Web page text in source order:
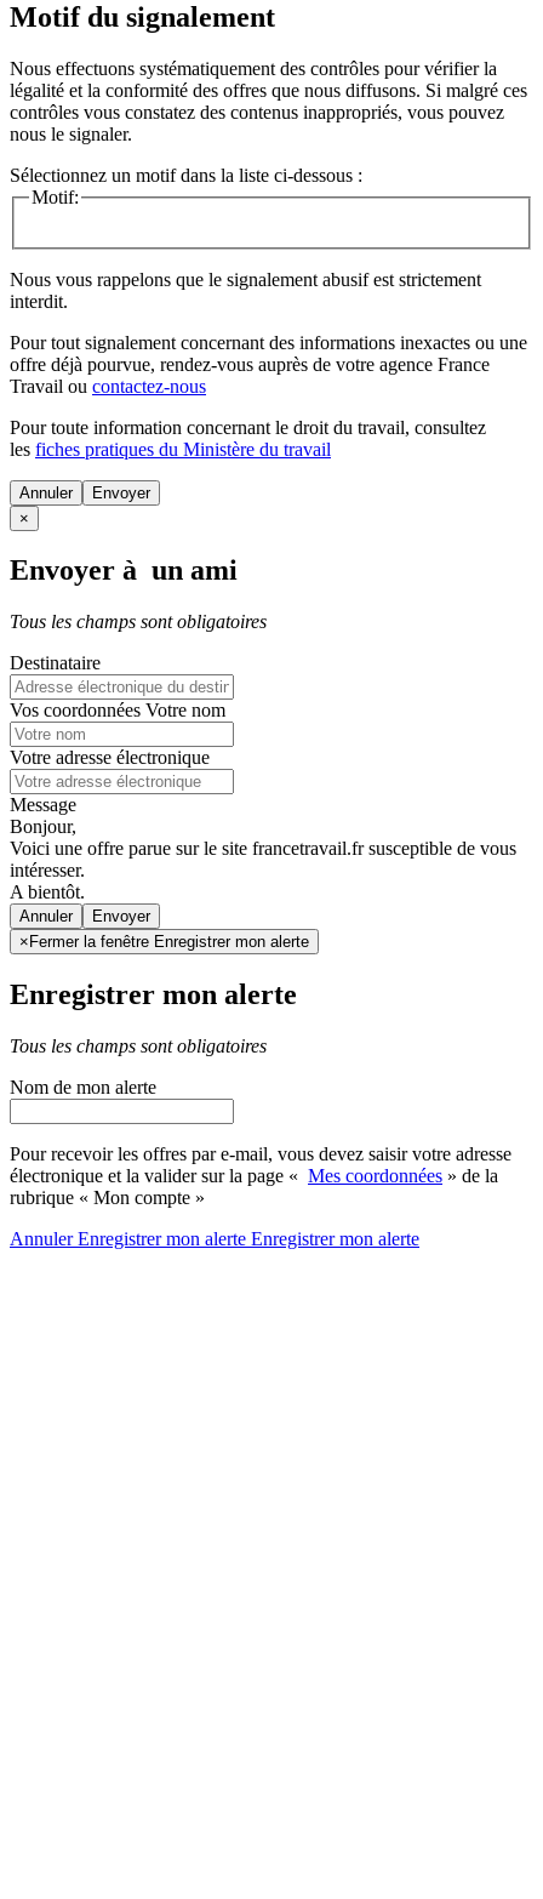
Motif du signalement
Nous effectuons systématiquement des contrôles pour vérifier la
légalité et la conformité des offres que nous diffusons. Si malgré ces
contrôles vous constatez des contenus inappropriés, vous pouvez
nous le signaler.
Sélectionnez un motif dans la liste ci-dessous :
Motif:
Nous vous rappelons que le signalement abusif est strictement
interdit.
Pour tout signalement concernant des informations inexactes ou une
offre déjà pourvue, rendez-vous auprès de votre agence France
Travail ou contactez-nous
Pour toute information concernant le droit du travail, consultez
les fiches pratiques du Ministère du travail
Annuler
×
Envoyer à un ami
Tous les champs sont obligatoires
Destinataire
Vos coordonnées Votre nom
Votre adresse électronique
Message
Bonjour,
Voici une offre parue sur le site francetravail.fr susceptible de vous
intéresser.
A bientôt.
Annuler
× Fermer la fenêtre Enregistrer mon alerte
Enregistrer mon alerte
Tous les champs sont obligatoires
Nom de mon alerte
Pour recevoir les offres par e-mail, vous devez saisir votre adresse
électronique et la valider sur la page « Mes coordonnées » de la
rubrique « Mon compte »
AnnulerEnregistrer mon alerte Enregistrermon alerte